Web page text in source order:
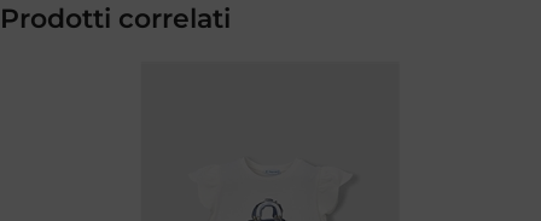
Prodotti correlati